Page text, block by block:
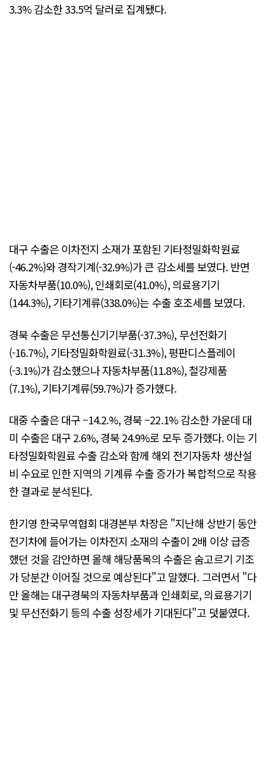
3.3% 감소한 33.5억 달러로 집계됐다.
대구 수출은 이차전지 소재가 포함된 기타정밀화학원료
(-46.2%)와 경작기계(-32.9%)가 큰 감소세를 보였다. 반면
자동차부품(10.0%), 인쇄회로(41.0%), 의료용기기
(144.3%), 기타기계류(338.0%)는 수출 호조세를 보였다.
경북 수출은 무선통신기기부품(-37.3%), 무선전화기
(-16.7%), 기타정밀화학원료(-31.3%), 평판디스플레이
(-3.1%)가 감소했으나 자동차부품(11.8%), 철강제품
(7.1%), 기타기계류(59.7%)가 증가했다.
대중 수출은 대구 –14.2.%, 경북 –22.1% 감소한 가운데 대
미 수출은 대구 2.6%, 경북 24.9%로 모두 증가했다. 이는 기
타정밀화학원료 수출 감소와 함께 해외 전기자동차 생산설
비 수요로 인한 지역의 기계류 수출 증가가 복합적으로 작용
한 결과로 분석된다.
한기영 한국무역협회 대경본부 차장은 "지난해 상반기 동안
전기차에 들어가는 이차전지 소재의 수출이 2배 이상 급증
했던 것을 감안하면 올해 해당품목의 수출은 숨고르기 기조
가 당분간 이어질 것으로 예상된다"고 말했다. 그러면서 "다
만 올해는 대구경북의 자동차부품과 인쇄회로, 의료용기기
및 무선전화기 등의 수출 성장세가 기대된다"고 덧붙였다.